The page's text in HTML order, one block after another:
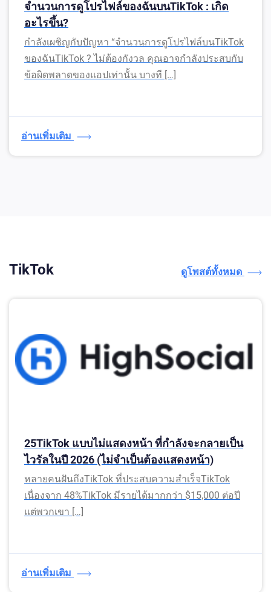
จำนวนการดูโปรไฟล์ของฉันบนTikTok : เกิด
อะไรขึ้น?
กำลังเผชิญกับปัญหา “จำนวนการดูโปรไฟล์บนTikTok
ของฉันTikTok ? ไม่ต้องกังวล คุณอาจกำลังประสบกับ
ข้อผิดพลาดของแอปเท่านั้น บางที […]
อ่านเพิ่มเติม
TikTok ดูโพสต์ทั้งหมด
25TikTok แบบไม่แสดงหน้า ที่กำลังจะกลายเป็น
ไวรัลในปี 2026 (ไม่จำเป็นต้องแสดงหน้า)
หลายคนฝันถึงTikTok ที่ประสบความสำเร็จTikTok
เนื่องจาก 48%TikTok มีรายได้มากกว่า $15,000 ต่อปี
แต่พวกเขา […]
อ่านเพิ่มเติม